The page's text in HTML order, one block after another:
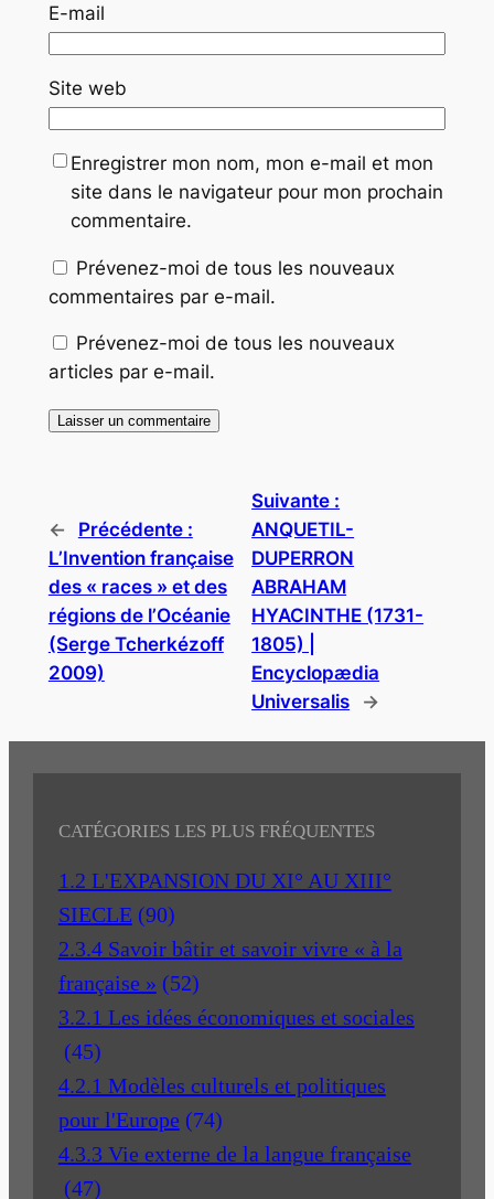
E-mail
Site web
Enregistrer mon nom, mon e-mail et mon
site dans le navigateur pour mon prochain
commentaire.
Prévenez-moi de tous les nouveaux
commentaires par e-mail.
Prévenez-moi de tous les nouveaux
articles par e-mail.
←
Précédente :
L’Invention française
des « races » et des
régions de l’Océanie
(Serge Tcherkézoff
2009)
Suivante :
ANQUETIL-
DUPERRON
ABRAHAM
HYACINTHE (1731-
1805) |
Encyclopædia
Universalis
→
CATÉGORIES LES PLUS FRÉQUENTES
1.2 L'EXPANSION DU XI° AU XIII°
SIECLE (90)
2.3.4 Savoir bâtir et savoir vivre « à la
française » (52)
3.2.1 Les idées économiques et sociales
(45)
4.2.1 Modèles culturels et politiques
pour l'Europe (74)
4.3.3 Vie externe de la langue française
(47)